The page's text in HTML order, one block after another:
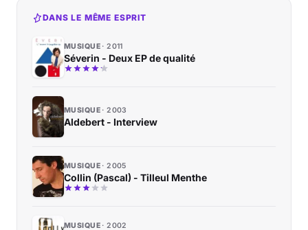
DANS LE MÊME ESPRIT
MUSIQUE 2011
Séverin - Deux EP de qualité
MUSIQUE 2003
Aldebert - Interview
MUSIQUE 2005
Collin (Pascal) - Tilleul Menthe
MUSIQUE 2002